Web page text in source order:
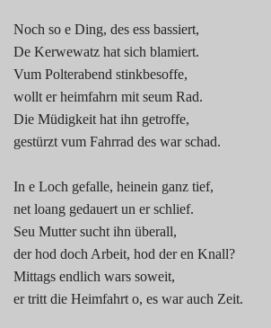
Noch so e Ding, des ess bassiert,
De Kerwewatz hat sich blamiert.
Vum Polterabend stinkbesoffe,
wollt er heimfahrn mit seum Rad.
Die Müdigkeit hat ihn getroffe,
gestürzt vum Fahrrad des war schad.
In e Loch gefalle, heinein ganz tief,
net loang gedauert un er schlief.
Seu Mutter sucht ihn überall,
der hod doch Arbeit, hod der en Knall?
Mittags endlich wars soweit,
er tritt die Heimfahrt o, es war auch Zeit.